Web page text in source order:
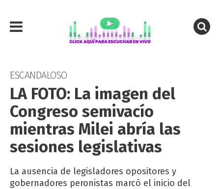
ESCANDALOSO
LA FOTO: La imagen del
Congreso semivacío
mientras Milei abría las
sesiones legislativas
La ausencia de legisladores opositores y
gobernadores peronistas marcó el inicio del